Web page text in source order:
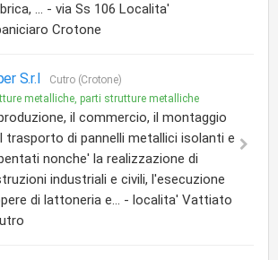
... - via Ss 106 Localita'
Crotone
S.r.l
Cutro (Crotone)
metalliche, parti strutture metalliche
il commercio, il montaggio
trasporto di pannelli metallici isolanti e
nonche' la realizzazione di
industriali e civili, l'esecuzione
di lattoneria e... - localita' Vattiato